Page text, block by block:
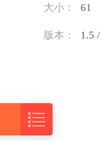
大小： 61
版本： 1.5 /
